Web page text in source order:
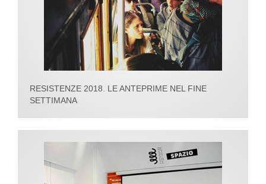
RESISTENZE 2018. LE ANTEPRIME NEL FINE
SETTIMANA